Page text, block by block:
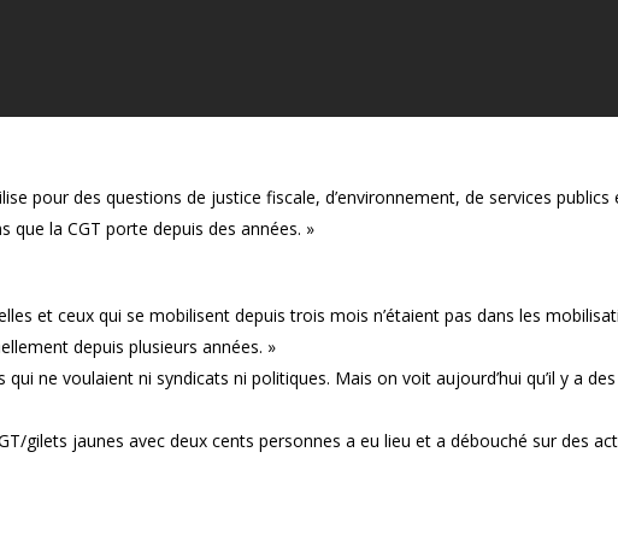
pour des questions de justice fiscale, d’environnement, de services publics
que la CGT porte depuis des années. »
et ceux qui se mobilisent depuis trois mois n’étaient pas dans les
depuis plusieurs années. »
qui ne voulaient ni syndicats ni politiques. Mais on voit aujourd’hui qu’il y a des
gilets jaunes avec deux cents personnes a eu lieu et a débouché sur des